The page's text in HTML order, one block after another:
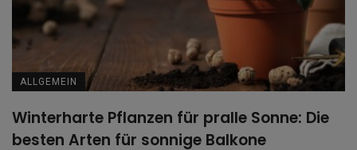
ALLGEMEIN
Winterharte Pflanzen für pralle Sonne: Die
besten Arten für sonnige Balkone